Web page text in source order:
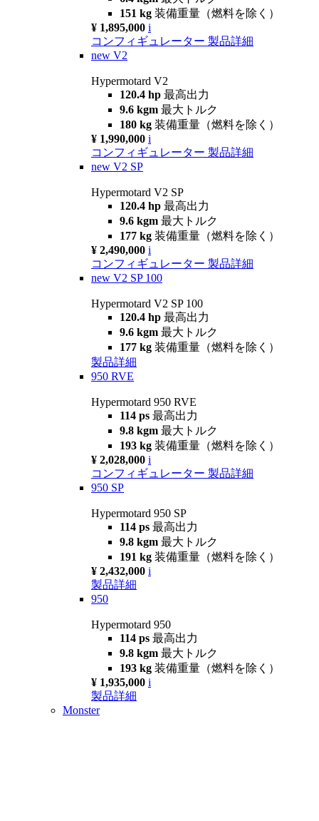
151 kg 装備重量（燃料を除く）
¥ 1,895,000 i
コンフィギュレーター 製品詳細
new V2
Hypermotard V2
120.4 hp 最高出力
9.6 kgm 最大トルク
180 kg 装備重量（燃料を除く）
¥ 1,990,000 i
コンフィギュレーター 製品詳細
new V2 SP
Hypermotard V2 SP
120.4 hp 最高出力
9.6 kgm 最大トルク
177 kg 装備重量（燃料を除く）
¥ 2,490,000 i
コンフィギュレーター 製品詳細
new V2 SP 100
Hypermotard V2 SP 100
120.4 hp 最高出力
9.6 kgm 最大トルク
177 kg 装備重量（燃料を除く）
製品詳細
950 RVE
Hypermotard 950 RVE
114 ps 最高出力
9.8 kgm 最大トルク
193 kg 装備重量（燃料を除く）
¥ 2,028,000 i
コンフィギュレーター 製品詳細
950 SP
Hypermotard 950 SP
114 ps 最高出力
9.8 kgm 最大トルク
191 kg 装備重量（燃料を除く）
¥ 2,432,000 i
製品詳細
950
Hypermotard 950
114 ps 最高出力
9.8 kgm 最大トルク
193 kg 装備重量（燃料を除く）
¥ 1,935,000 i
製品詳細
Monster